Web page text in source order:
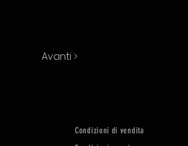
Avanti >
Condizioni di vendita